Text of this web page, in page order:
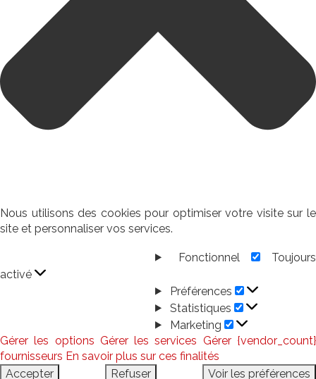
Nous utilisons des cookies pour optimiser votre visite sur le
site et personnaliser vos services.
Fonctionnel
Toujours
activé
Préférences
Statistiques
Marketing
Gérer les options Gérer les services Gérer {vendor_count}
fournisseurs En savoir plus sur ces finalités
Accepter
Refuser Voir les préférences